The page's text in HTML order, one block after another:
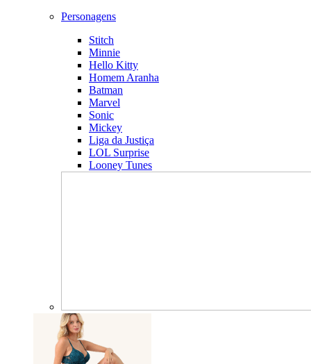
Personagens
Stitch
Minnie
Hello Kitty
Homem Aranha
Batman
Marvel
Sonic
Mickey
Liga da Justiça
LOL Surprise
Looney Tunes